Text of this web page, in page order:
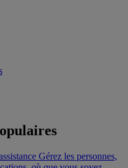
Gérez les personnes,